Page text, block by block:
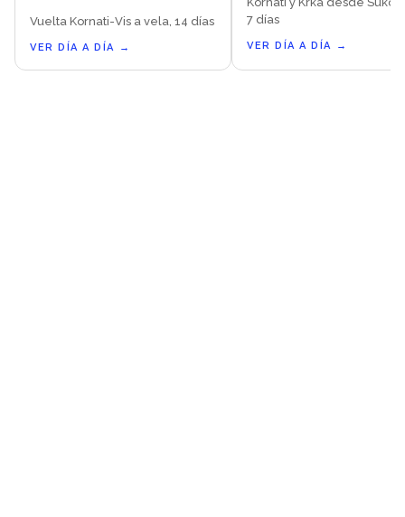
Vuelta Kornati-Vis a vela, 14 días
VER DÍA A DÍA →
7 días
VER DÍA A DÍA →